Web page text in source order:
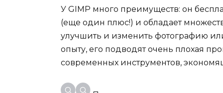
У GIMP много преимуществ: он
(еще один плюс!) и обладает
улучшить и изменить фотографию
опыту, его подводят очень плохая
современных инструментов,